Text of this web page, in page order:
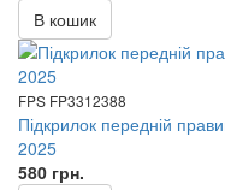
В кошик
FPS FP3312388
Підкрилок передній
2025
580 грн.